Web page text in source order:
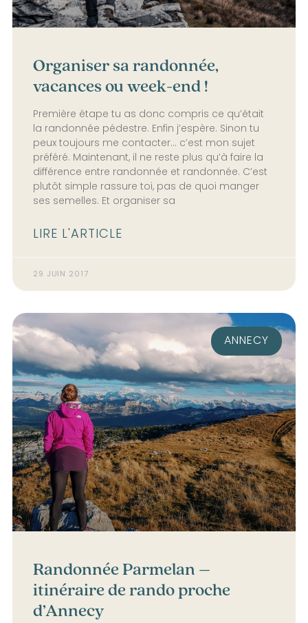
Organiser sa randonnée,
vacances ou week-end !
Première étape tu as donc compris ce qu’était
la randonnée pédestre. Enfin j’espère. Sinon tu
peux toujours me contacter… c’est mon sujet
préféré. Maintenant, il ne reste plus qu’à faire la
différence entre randonnée et randonnée. C’est
plutôt simple rassure toi, pas de quoi manger
ses semelles. Et organiser sa
LIRE L'ARTICLE
29 JUIN 2017
ANNECY
Randonnée Parmelan –
itinéraire de rando proche
d’Annecy